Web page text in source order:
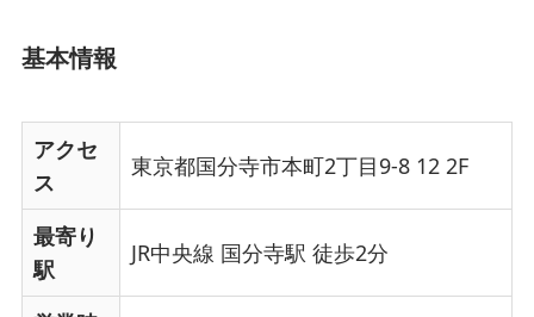
基本情報
アクセ
ス
東京都国分寺市本町2丁目9-8 12 2F
最寄り
駅
JR中央線 国分寺駅 徒歩2分